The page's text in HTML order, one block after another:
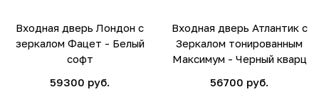
Входная дверь Лондон с
зеркалом Фацет - Белый
софт
59300 руб.
Входная дверь Атлантик с
Зеркалом тонированным
Максимум - Черный кварц
56700 руб.